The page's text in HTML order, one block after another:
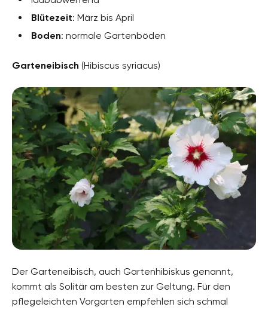
Blütezeit: März bis April
Boden: normale Gartenböden
Garteneibisch (Hibiscus syriacus)
Der Garteneibisch, auch Gartenhibiskus genannt,
kommt als Solitär am besten zur Geltung. Für den
pflegeleichten Vorgarten empfehlen sich schmal